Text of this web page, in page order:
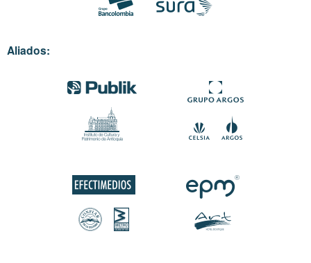
Aliados: